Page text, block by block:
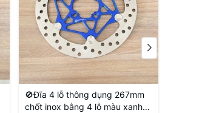
🚫Đĩa 4 lỗ thông dụng 267mm
chốt inox bằng 4 lỗ màu xanh